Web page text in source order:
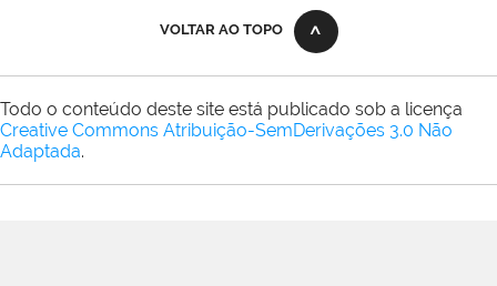
VOLTAR AO TOPO
Todo o conteúdo deste site está publicado sob a licença
Creative Commons Atribuição-SemDerivações 3.0 Não
Adaptada.